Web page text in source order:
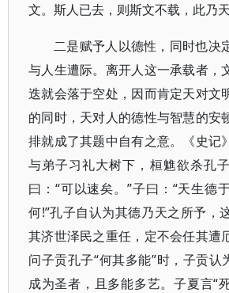
文。斯人已去，则斯文不载，此乃天
二是赋予人以德性，同时也决
与人生遭际。离开人这一承载者，
迭就会落于空处，因而肯定天对文
的同时，天对人的德性与智慧的安
排就成了其题中自有之意。《史记
与弟子习礼大树下，桓魋欲杀孔
曰：“可以速矣。”子曰：“天生德
何!”孔子自认为其德乃天之所予，
其济世泽民之重任，定不会任其遭
问子贡孔子“何其多能”时，子贡认
成为圣者，且多能多艺。子夏言“